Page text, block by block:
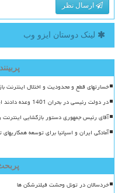
ارسال نظر
لینک دوستان ایزو وب
خسارتهای قطع و محدودیت و اختلال اینترنت
در دولت رئیسی در بحران 1401 وعده دادند اینترنت به طور موقت قطع می شود اما ماندگار شد
آقای رئیس جمهوری دستور بازگشایی اینترنت
آمادگی ایران و اسپانیا برای توسعه همکاریهای
خردسالان در تونل وحشت فیلترشکن ها